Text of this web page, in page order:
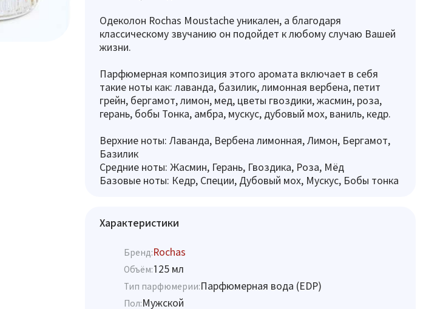
Одеколон Rochas Moustache уникален, а благодаря
классическому звучанию он подойдет к любому случаю Вашей
жизни.
Парфюмерная композиция этого аромата включает в себя
такие ноты как: лаванда, базилик, лимонная вербена, петит
грейн, бергамот, лимон, мед, цветы гвоздики, жасмин, роза,
герань, бобы Тонка, амбра, мускус, дубовый мох, ваниль, кедр.
Верхние ноты: Лаванда, Вербена лимонная, Лимон, Бергамот,
Базилик
Средние ноты: Жасмин, Герань, Гвоздика, Роза, Мёд
Базовые ноты: Кедр, Специи, Дубовый мох, Мускус, Бобы тонка
Характеристики
Бренд:Rochas
Объём:125 мл
Тип парфюмерии:Парфюмерная вода (EDP)
Пол:Мужской